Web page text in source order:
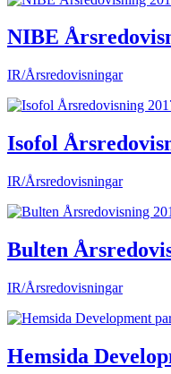
NIBE
IR/Årsredovisningar
Isofol
IR/Årsredovisningar
Bulten
IR/Årsredovisningar
Hemsida